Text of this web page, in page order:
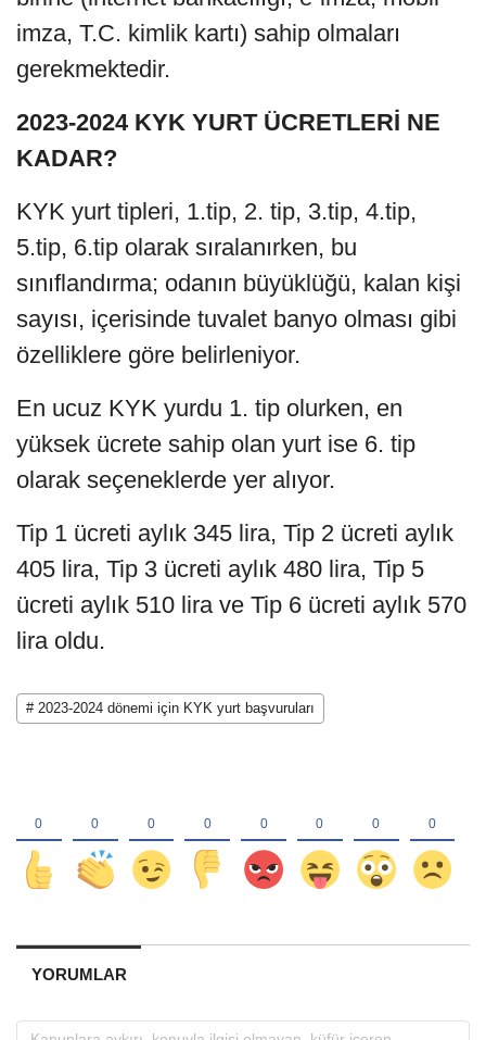
imza, T.C. kimlik kartı) sahip olmaları
gerekmektedir.
2023-2024 KYK YURT ÜCRETLERİ NE
KADAR?
KYK yurt tipleri, 1.tip, 2. tip, 3.tip, 4.tip,
5.tip, 6.tip olarak sıralanırken, bu
sınıflandırma; odanın büyüklüğü, kalan kişi
sayısı, içerisinde tuvalet banyo olması gibi
özelliklere göre belirleniyor.
En ucuz KYK yurdu 1. tip olurken, en
yüksek ücrete sahip olan yurt ise 6. tip
olarak seçeneklerde yer alıyor.
Tip 1 ücreti aylık 345 lira, Tip 2 ücreti aylık
405 lira, Tip 3 ücreti aylık 480 lira, Tip 5
ücreti aylık 510 lira ve Tip 6 ücreti aylık 570
lira oldu.
# 2023-2024 dönemi için KYK yurt başvuruları
YORUMLAR